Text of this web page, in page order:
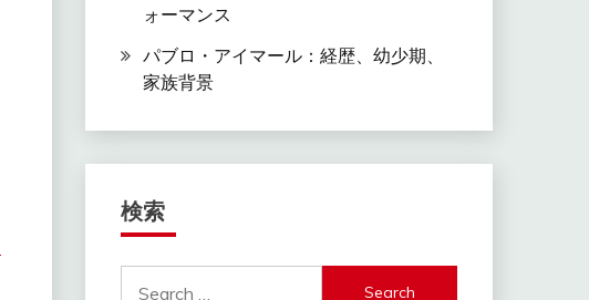
ォーマンス
パブロ・アイマール：経歴、幼少期、
家族背景
検索